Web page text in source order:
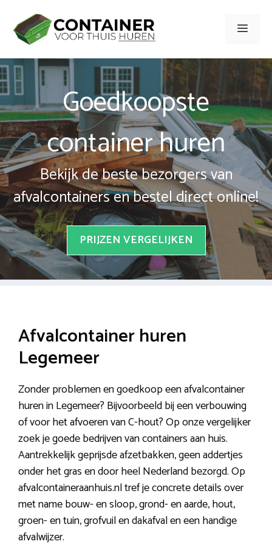
naar
inhoud
Menu
Goedkoopste
container huren
Bekijk de beste bezorgers van
afvalcontainers en bestel direct online!
PRIJZEN VERGELIJKEN
Afvalcontainer huren
Legemeer
Zonder problemen en goedkoop een afvalcontainer
huren in Legemeer? Bijvoorbeeld bij een verbouwing
of voor het afvoeren van C-hout? Op onze vergelijker
zoek je goede bedrijven van containers aan huis.
Aantrekkelijk geprijsde afzetbakken, geen addertjes
onder het gras en door heel Nederland bezorgd. Op
afvalcontaineraanhuis.nl tref je concrete details over
met name bouw- en sloop, grond- en aarde, hout,
groen- en tuin, grofvuil en dakafval en een handige
afvalwijzer.